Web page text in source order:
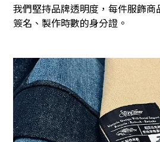
我們堅持品牌透明度，每件服飾
簽名、製作時數的身分證。